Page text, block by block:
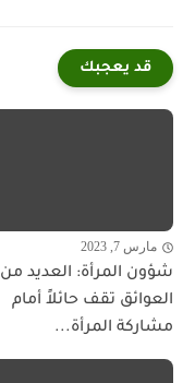
قد يعجبك
مارس 7, 2023
شؤون المرأة: العديد من
العوائق تقف حائلاً أمام
مشاركة المرأة...